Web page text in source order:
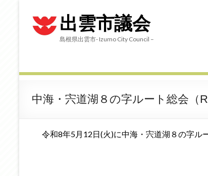
出雲市議会
島根県出雲市- Izumo City Council –
中海・宍道湖８の字ルート総会（
令和8年5月12日(火)に中海・宍道湖８の字ル